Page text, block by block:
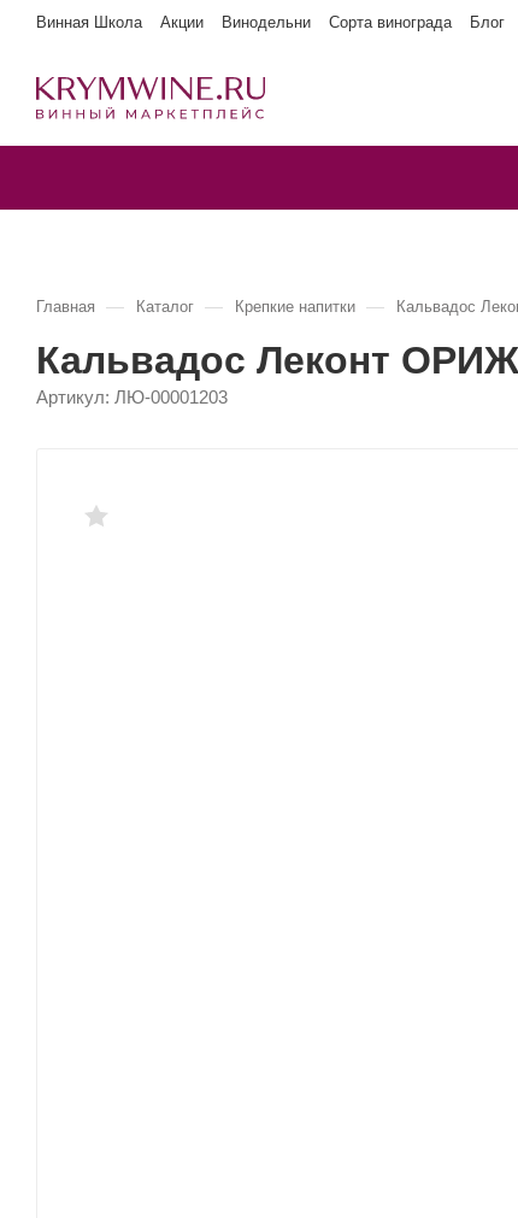
Винная Школа Акции Винодельни Сорта винограда Блог
Главная — Каталог — Крепкие напитки — Кальвадос
Кальвадос Леконт
Артикул: ЛЮ-00001203